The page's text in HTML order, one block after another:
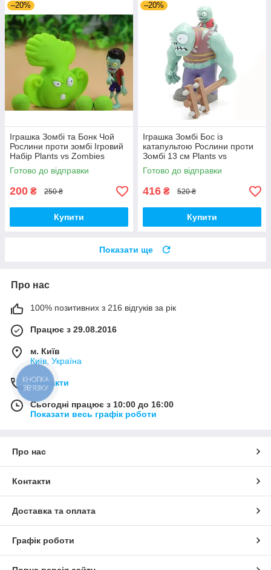
–20%
Іграшка Зомбі та Бонк Чой
Рослини проти зомбі Ігровий
Набір Plants vs Zombies
(00287)
Готово до відправки
200 ₴ 250 ₴
Купити
–20%
Іграшка Зомбі Бос із
катапультою Рослини проти
Зомбі 13 см Plants vs
Zombies Зомбі (00230)
Готово до відправки
416 ₴ 520 ₴
Купити
Показати ще
Про нас
100% позитивних з 216 відгуків за рік
Працює з 29.08.2016
м. Київ
Київ, Україна
Контакти
Сьогодні працює з 10:00 до 16:00
Показати весь графік роботи
Про нас
Контакти
Доставка та оплата
Графік роботи
КНОПКА
ЗВ'ЯЗКУ